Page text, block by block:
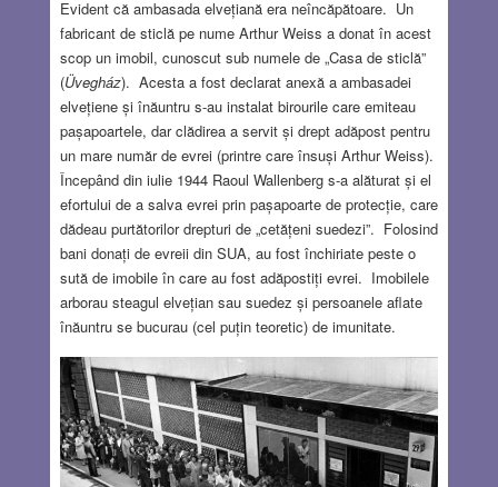
Evident că ambasada elvețiană era neîncăpătoare. Un
fabricant de sticlă pe nume Arthur Weiss a donat în acest
scop un imobil, cunoscut sub numele de „Casa de sticlă”
(Üvegház). Acesta a fost declarat anexă a ambasadei
elvețiene și înăuntru s-au instalat birourile care emiteau
pașapoartele, dar clădirea a servit și drept adăpost pentru
un mare număr de evrei (printre care însuși Arthur Weiss).
Începând din iulie 1944 Raoul Wallenberg s-a alăturat și el
efortului de a salva evrei prin pașapoarte de protecție, care
dădeau purtătorilor drepturi de „cetățeni suedezi”. Folosind
bani donați de evreii din SUA, au fost închiriate peste o
sută de imobile în care au fost adăpostiți evrei. Imobilele
arborau steagul elvețian sau suedez și persoanele aflate
înăuntru se bucurau (cel puțin teoretic) de imunitate.